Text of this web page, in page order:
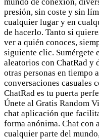
presión, sin coste y sin
cualquier lugar y en
de hacerlo. Tanto si
ver a quién conoces,
siguiente clic. Sumérgete
aleatorios con ChatRad y
otras personas en tiempo
conversaciones casuales
ChatRad es tu puerta
Únete al Gratis Random
chat aplicación que
forma anónima. Chat con
cualquier parte del